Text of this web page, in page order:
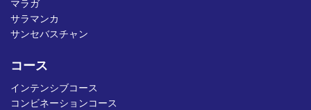
マラガ
サラマンカ
サンセバスチャン
コース
インテンシブコース
コンビネーションコース